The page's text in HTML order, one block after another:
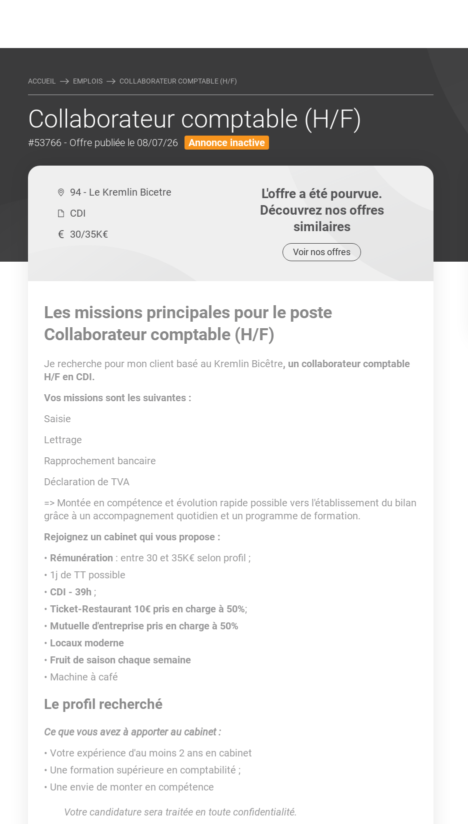
ACCUEIL EMPLOIS COLLABORATEUR COMPTABLE (H/F)
Collaborateur comptable (H/F)
#53766 - Offre publiée le 08/07/26 Annonce inactive
94 - Le Kremlin Bicetre
CDI
30/35K€
L'offre a été pourvue.
Découvrez nos offres
similaires
Voir nos offres
Les missions principales pour le poste
Collaborateur comptable (H/F)
Je recherche pour mon client basé au Kremlin Bicêtre, un collaborateur comptable
H/F en CDI.
Vos missions sont les suivantes :
Saisie
Lettrage
Rapprochement bancaire
Déclaration de TVA
=> Montée en compétence et évolution rapide possible vers l'établissement du bilan
grâce à un accompagnement quotidien et un programme de formation.
Rejoignez un cabinet qui vous propose :
Rémunération : entre 30 et 35K€ selon profil ;
1j de TT possible
CDI - 39h ;
Ticket-Restaurant 10€ pris en charge à 50%;
Mutuelle d'entreprise pris en charge à 50%
Locaux moderne
Fruit de saison chaque semaine
Machine à café
Le profil recherché
Ce que vous avez à apporter au cabinet :
Votre expérience d'au moins 2 ans en cabinet
Une formation supérieure en comptabilité ;
Une envie de monter en compétence
Votre candidature sera traitée en toute confidentialité.